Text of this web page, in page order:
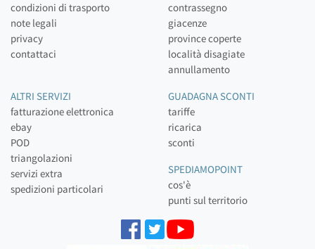
condizioni di trasporto
note legali
privacy
contattaci
contrassegno
giacenze
province coperte
località disagiate
annullamento
ALTRI SERVIZI
fatturazione elettronica
ebay
POD
triangolazioni
servizi extra
spedizioni particolari
GUADAGNA SCONTI
tariffe
ricarica
sconti
SPEDIAMOPOINT
cos'è
punti sul territorio